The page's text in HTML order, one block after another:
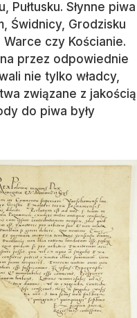
Pułtusku. Słynne piwa
Świdnicy, Grodzisku
czy Kościanie.
przez odpowiednie
nie tylko władcy,
związane z jakością
do piwa były